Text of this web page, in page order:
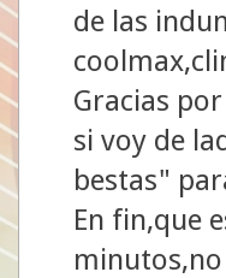
de las
Gracias
si voy de
bestas"
En fin,que